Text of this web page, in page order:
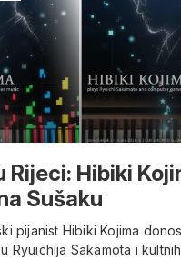
Rijeci: Hibiki
Sušaku
pijanist Hibiki Kojima
Ryuichija Sakamota i kultnih